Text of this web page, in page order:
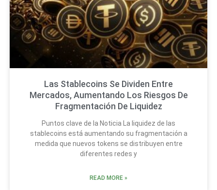
Las Stablecoins Se Dividen Entre
Mercados, Aumentando Los Riesgos De
Fragmentación De Liquidez
Puntos clave de la Noticia La liquidez de las
stablecoins está aumentando su fragmentación a
medida que nuevos tokens se distribuyen entre
diferentes redes y
READ MORE »